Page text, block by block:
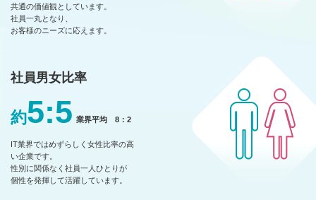
共通の価値観としています。
社員一丸となり、
お客様のニーズに応えます。
社員男女比率
約5:5 業界平均 8：2
IT業界ではめずらしく女性比率の高
い企業です。
性別に関係なく社員一人ひとりが
個性を発揮して活躍しています。